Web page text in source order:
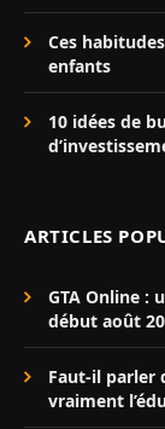
Ces
enfants
10 idées de
ARTICLES
GTA Online :
début août
Faut-il parler
vraiment